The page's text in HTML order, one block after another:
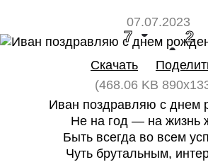
07.07.2023
7 2
Скачать
(468.06 KB
Иван поздравляю с днем
Не на год — на жизнь
Быть всегда во всем
Чуть брутальным,